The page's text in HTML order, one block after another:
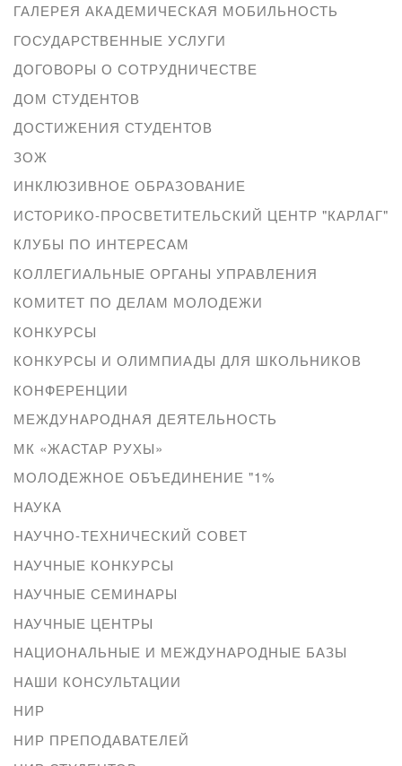
ГАЛЕРЕЯ АКАДЕМИЧЕСКАЯ МОБИЛЬНОСТЬ
ГОСУДАРСТВЕННЫЕ УСЛУГИ
ДОГОВОРЫ О СОТРУДНИЧЕСТВЕ
ДОМ СТУДЕНТОВ
ДОСТИЖЕНИЯ СТУДЕНТОВ
ЗОЖ
ИНКЛЮЗИВНОЕ ОБРАЗОВАНИЕ
ИСТОРИКО-ПРОСВЕТИТЕЛЬСКИЙ ЦЕНТР "КАРЛАГ"
КЛУБЫ ПО ИНТЕРЕСАМ
КОЛЛЕГИАЛЬНЫЕ ОРГАНЫ УПРАВЛЕНИЯ
КОМИТЕТ ПО ДЕЛАМ МОЛОДЕЖИ
КОНКУРСЫ
КОНКУРСЫ И ОЛИМПИАДЫ ДЛЯ ШКОЛЬНИКОВ
КОНФЕРЕНЦИИ
МЕЖДУНАРОДНАЯ ДЕЯТЕЛЬНОСТЬ
МК «ЖАСТАР РУХЫ»
МОЛОДЕЖНОЕ ОБЪЕДИНЕНИЕ "1%
НАУКА
НАУЧНО-ТЕХНИЧЕСКИЙ СОВЕТ
НАУЧНЫЕ КОНКУРСЫ
НАУЧНЫЕ СЕМИНАРЫ
НАУЧНЫЕ ЦЕНТРЫ
НАЦИОНАЛЬНЫЕ И МЕЖДУНАРОДНЫЕ БАЗЫ
НАШИ КОНСУЛЬТАЦИИ
НИР
НИР ПРЕПОДАВАТЕЛЕЙ